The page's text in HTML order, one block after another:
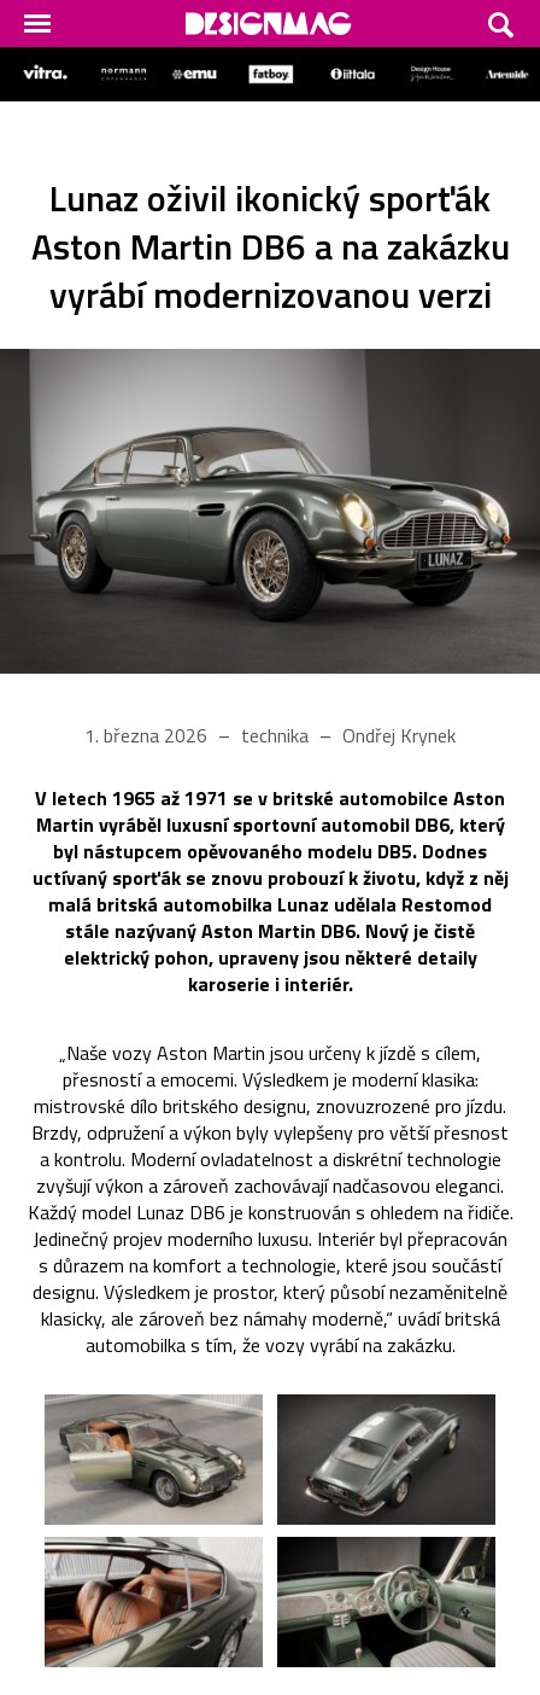
Lunaz oživil ikonický sporťák
Aston Martin DB6 a na zakázku
vyrábí modernizovanou verzi
1. března 2026 technika Ondřej Krynek
V letech 1965 až 1971 se v britské automobilce Aston
Martin vyráběl luxusní sportovní automobil DB6, který
byl nástupcem opěvovaného modelu DB5. Dodnes
uctívaný sporťák se znovu probouzí k životu, když z něj
malá britská automobilka Lunaz udělala Restomod
stále nazývaný Aston Martin DB6. Nový je čistě
elektrický pohon, upraveny jsou některé detaily
karoserie i interiér.
„Naše vozy Aston Martin jsou určeny k jízdě s cílem,
přesností a emocemi. Výsledkem je moderní klasika:
mistrovské dílo britského designu, znovuzrozené pro jízdu.
Brzdy, odpružení a výkon byly vylepšeny pro větší přesnost
a kontrolu. Moderní ovladatelnost a diskrétní technologie
zvyšují výkon a zároveň zachovávají nadčasovou eleganci.
Každý model Lunaz DB6 je konstruován s ohledem na řidiče.
Jedinečný projev moderního luxusu. Interiér byl přepracován
s důrazem na komfort a technologie, které jsou součástí
designu. Výsledkem je prostor, který působí nezaměnitelně
klasicky, ale zároveň bez námahy moderně,“ uvádí britská
automobilka s tím, že vozy vyrábí na zakázku.